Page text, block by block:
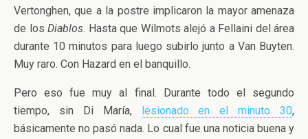
Vertonghen, que a la postre implicaron la mayor amenaza
de los Diablos. Hasta que Wilmots alejó a Fellaini del área
durante 10 minutos para luego subirlo junto a Van Buyten.
Muy raro. Con Hazard en el banquillo.
Pero eso fue muy al final. Durante todo el segundo
tiempo, sin Di María, lesionado en el minuto 30,
básicamente no pasó nada. Lo cual fue una noticia buena y